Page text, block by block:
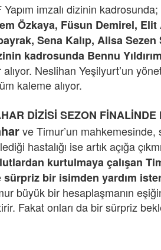
Yapım imzalı dizinin kadrosunda;
Özkaya, Füsun Demirel,
Sena Kalıp, Alisa
kadrosunda Bennu
alıyor. Neslihan Yeşilyurt’un
kaleme alıyor.
DİZİSİ SEZON
ve Timur’un mahkemesinde,
hastalığı ise artık açığa
kurtulmaya çalışan
sürpriz bir isimden yardım
büyük bir hesaplaşmanın
Fakat onları da bir sürpriz